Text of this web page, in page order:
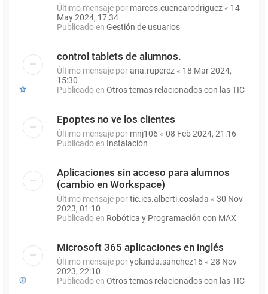
Último mensaje por marcos.cuencarodriguez « 14
May 2024, 17:34
Publicado en Gestión de usuarios
control tablets de alumnos.
Último mensaje porana.ruperez « 18 Mar 2024,
15:30
Publicado en Otros temas relacionados con las TIC
Epoptes no ve los clientes
Último mensaje por mnj106 « 08 Feb 2024, 21:16
Publicado en Instalación
Aplicaciones sin acceso para alumnos
(cambio en Workspace)
Último mensaje portic.ies.alberti.coslada « 30 Nov
2023, 01:10
Publicado en Robótica y Programación con MAX
Microsoft 365 aplicaciones en inglés
Último mensaje poryolanda.sanchez16 « 28 Nov
2023, 22:10
Publicado en Otros temas relacionados con las TIC